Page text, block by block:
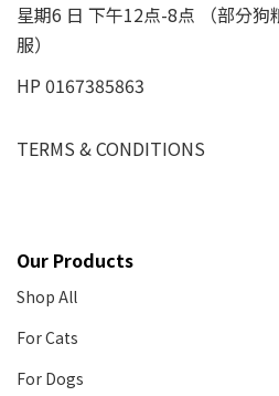
星期6 日 下午12点-8点 （部分
服）
HP 0167385863
TERMS & CONDITIONS
Our Products
Shop All
For Cats
For Dogs